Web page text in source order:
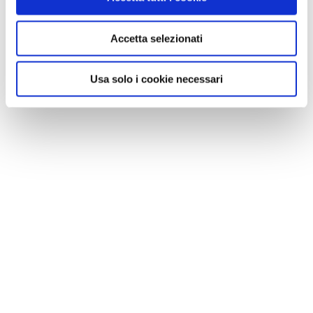
Accetta selezionati
Usa solo i cookie necessari